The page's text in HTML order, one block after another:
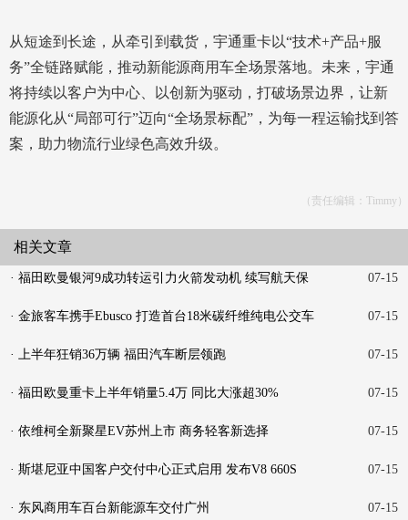
从短途到长途，从牵引到载货，宇通重卡以“技术+产品+服
务”全链路赋能，推动新能源商用车全场景落地。未来，宇通
将持续以客户为中心、以创新为驱动，打破场景边界，让新
能源化从“局部可行”迈向“全场景标配”，为每一程运输找到答
案，助力物流行业绿色高效升级。
（责任编辑：Timmy）
相关文章
· 福田欧曼银河9成功转运引力火箭发动机 续写航天保
07-15
· 金旅客车携手Ebusco 打造首台18米碳纤维纯电公交车 07-15
· 上半年狂销36万辆 福田汽车断层领跑 07-15
· 福田欧曼重卡上半年销量5.4万 同比大涨超30% 07-15
· 依维柯全新聚星EV苏州上市 商务轻客新选择 07-15
· 斯堪尼亚中国客户交付中心正式启用 发布V8 660S 07-15
· 东风商用车百台新能源车交付广州 07-15